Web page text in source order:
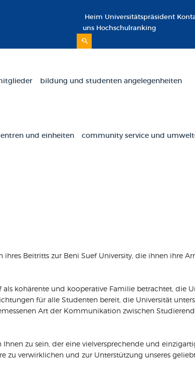
Heim Universitätspräsident
uns Hochschulranking
bildung und studenten angelegenheiten
und einheiten community service und
Beitritts zur Beni Suef University, die ihnen ihre
kohärente und kooperative Familie betrachtet, die
für alle Studenten bereit, die Universität
Art der Kommunikation zwischen
zu sein, der eine vielversprechende und
zu verwirklichen und zur Unterstützung unseres